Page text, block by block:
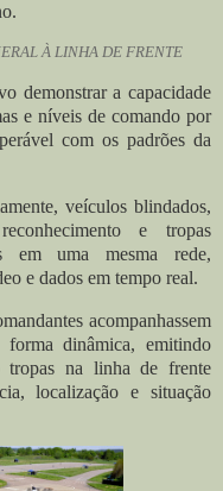
À LINHA DE FRENTE
demonstrar a capacidade
e níveis de comando por
com os padrões da
veículos blindados,
e tropas
em uma mesma rede,
e dados em tempo real.
acompanhassem
dinâmica, emitindo
tropas na linha de frente
localização e situação